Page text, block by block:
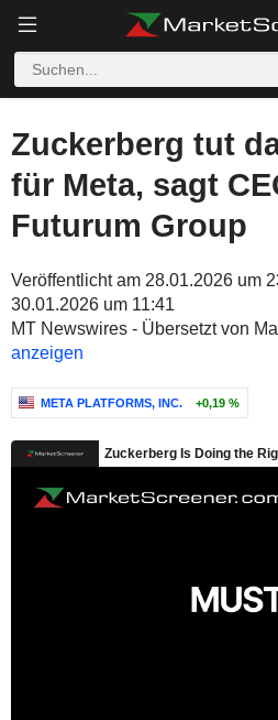
Zuckerberg tut
für Meta, sagt
Futurum Group
Veröffentlicht am 28.01.2026 um
30.01.2026 um 11:41
MT Newswires - Übersetzt von
anzeigen
META PLATFORMS, INC. +0,19 %